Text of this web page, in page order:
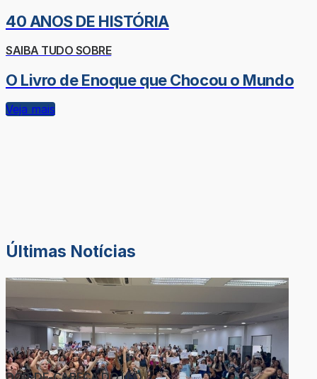
40 ANOS DE HISTÓRIA
SAIBA TUDO SOBRE
O Livro de Enoque que Chocou o Mundo
Veja mais
Últimas Notícias